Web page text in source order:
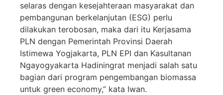
selaras dengan kesejahteraan masyarakat dan
pembangunan berkelanjutan (ESG) perlu
dilakukan terobosan, maka dari itu Kerjasama
PLN dengan Pemerintah Provinsi Daerah
Istimewa Yogjakarta, PLN EPI dan Kasultanan
Ngayogyakarta Hadiningrat menjadi salah satu
bagian dari program pengembangan biomassa
untuk green economy,” kata Iwan.